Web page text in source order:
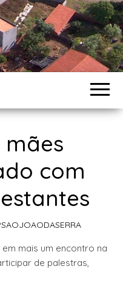
mães
com
mais um encontro na
de palestras,